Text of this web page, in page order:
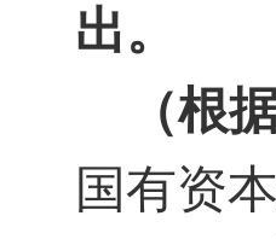
出。
（根
国有资